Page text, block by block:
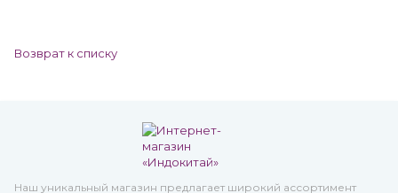
Возврат к списку
Наш уникальный магазин предлагает широкий ассортимент